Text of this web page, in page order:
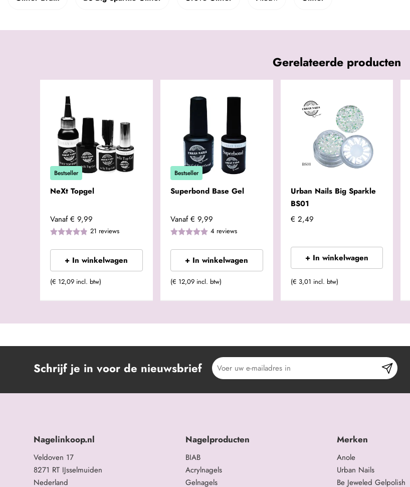
Gerelateerde producten
Bestseller
NeXt Topgel
Vanaf € 9,99
21 reviews
+ In winkelwagen
(€ 12,09 incl. btw)
Bestseller
Superbond Base Gel
Vanaf € 9,99
4 reviews
+ In winkelwagen
(€ 12,09 incl. btw)
Urban Nails Big Sparkle
BS01
€ 2,49
+ In winkelwagen
(€ 3,01 incl. btw)
Schrijf je in voor de nieuwsbrief
Nagelinkoop.nl
Veldoven 17
8271 RT IJsselmuiden
Nederland
Nagelproducten
BIAB
Acrylnagels
Gelnagels
Merken
Anole
Urban Nails
Be Jeweled Gelpolish